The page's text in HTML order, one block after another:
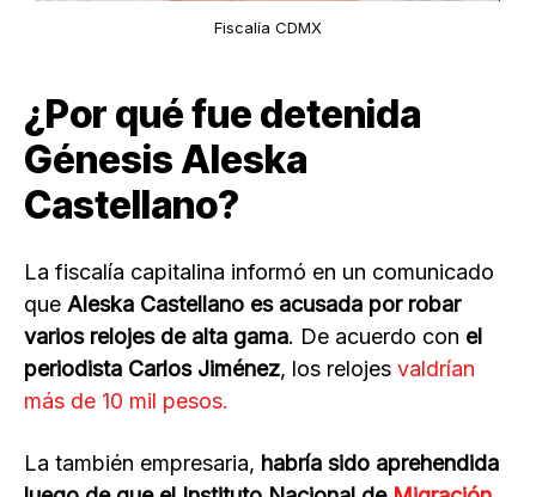
Fiscalía CDMX
¿Por qué fue detenida
Génesis Aleska
Castellano?
La fiscalía capitalina informó en un comunicado
que Aleska Castellano es acusada por robar
varios relojes de alta gama. De acuerdo con el
periodista Carlos Jiménez, los relojes valdrían
más de 10 mil pesos.
La también empresaria, habría sido aprehendida